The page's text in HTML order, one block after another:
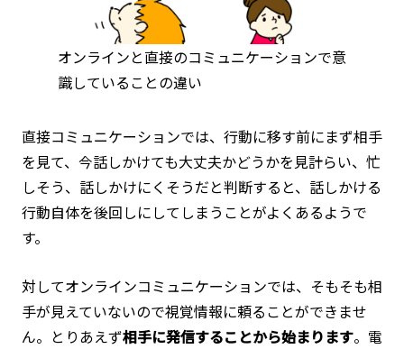
オンラインと直接のコミュニケーションで意
識していることの違い
直接コミュニケーションでは、行動に移す前にまず相手
を見て、今話しかけても大丈夫かどうかを見計らい、忙
しそう、話しかけにくそうだと判断すると、話しかける
行動自体を後回しにしてしまうことがよくあるようで
す。
対してオンラインコミュニケーションでは、そもそも相
手が見えていないので視覚情報に頼ることができませ
ん。とりあえず相手に発信することから始まります。電